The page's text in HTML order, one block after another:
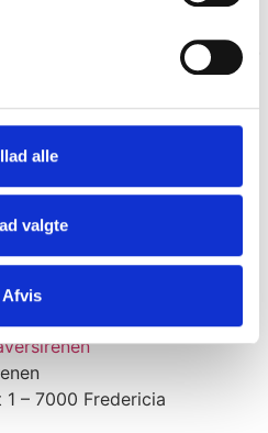
alle
valgte
Afvis
til huset og PS20
18W
kr.1.164,60
mere
– 7000 Fredericia